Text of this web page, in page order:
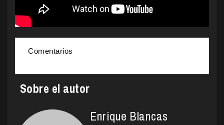
Comentarios
Sobre el autor
Enrique Blancas